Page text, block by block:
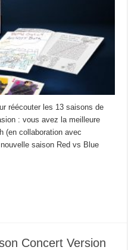
réécouter les 13 saisons de
: vous avez la meilleure
(en collaboration avec
saison Red vs Blue
Concert Version